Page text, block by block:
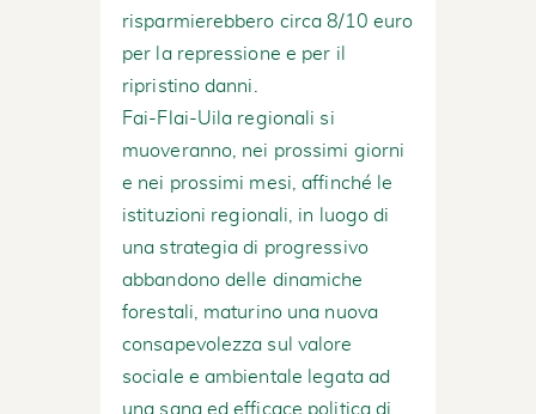
risparmierebbero circa 8/10 euro
per la repressione e per il
ripristino danni.
Fai-Flai-Uila regionali si
muoveranno, nei prossimi giorni
e nei prossimi mesi, affinché le
istituzioni regionali, in luogo di
una strategia di progressivo
abbandono delle dinamiche
forestali, maturino una nuova
consapevolezza sul valore
sociale e ambientale legata ad
una sana ed efficace politica di